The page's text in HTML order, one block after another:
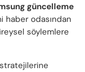
güncelleme
haber odasından
söylemlere